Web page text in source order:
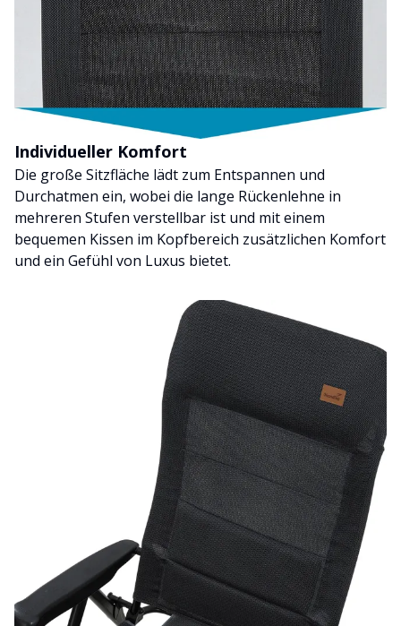
Individueller Komfort
Die große Sitzfläche lädt zum Entspannen und
Durchatmen ein, wobei die lange Rückenlehne in
mehreren Stufen verstellbar ist und mit einem
bequemen Kissen im Kopfbereich zusätzlichen Komfort
und ein Gefühl von Luxus bietet.